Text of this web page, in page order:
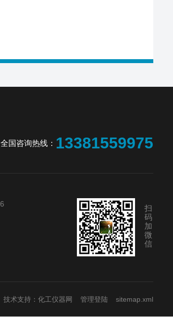
全国咨询热线： 13381559975
扫
码
加
微
信
技术支持： 化工仪器网 管理登陆 sitemap.xml